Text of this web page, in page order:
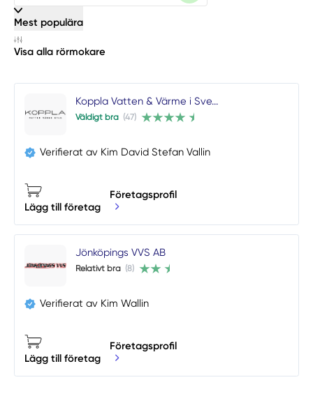
Mest populära
Visa alla rörmokare
Koppla Vatten & Värme i Sve...
Väldigt bra (47)
Verifierat av Kim David Stefan Vallin
Lägg till företag
Företagsprofil
Jönköpings VVS AB
Relativt bra (8)
Verifierat av Kim Wallin
Lägg till företag
Företagsprofil